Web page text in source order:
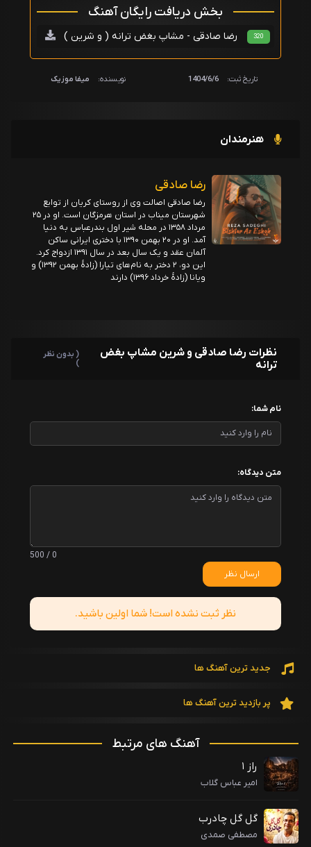
بخش دریافت رایگان آهنگ
رضا صادقی - مشاپ بغض ترانه ( و شرین ) 320
تاریخ ثبت: 1404/6/6 نویسنده: میفا موزیک
هنرمندان
رضا صادقی
رضا صادقی اصالت وی از روستای کریان از توابع
شهرستان میناب در استان هرمزگان است. او در ۲۵
مرداد ۱۳۵۸ در محله شیر اول بندرعباس به دنیا
آمد. او در ۲۰ بهمن ۱۳۹۰ با دختری ایرانی ساکن
آلمان عقد و یک سال بعد در سال ۱۳۹۱ ازدواج کرد.
این دو، ۲ دختر به نام‌های تیارا (زادهٔ بهمن ۱۳۹۲) و
ویانا (زادهٔ خرداد ۱۳۹۶) دارند
نظرات رضا صادقی و شرین مشاپ بغض
ترانه
( بدون نظر
)
نام شما:
متن دیدگاه:
0 / 500
ارسال نظر
نظر ثبت نشده است! شما اولین باشید.
جدید ترین آهنگ ها
پر بازدید ترین آهنگ ها
آهنگ های مرتبط
راز ۱
امیر عباس گلاب
گل گل چادرب
مصطفی صمدی